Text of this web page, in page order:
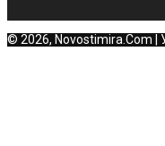
© 2026, Novostimira.Com |